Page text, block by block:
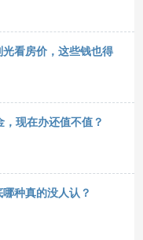
看房价，这些钱也得
现在办还值不值？
种真的没人认？